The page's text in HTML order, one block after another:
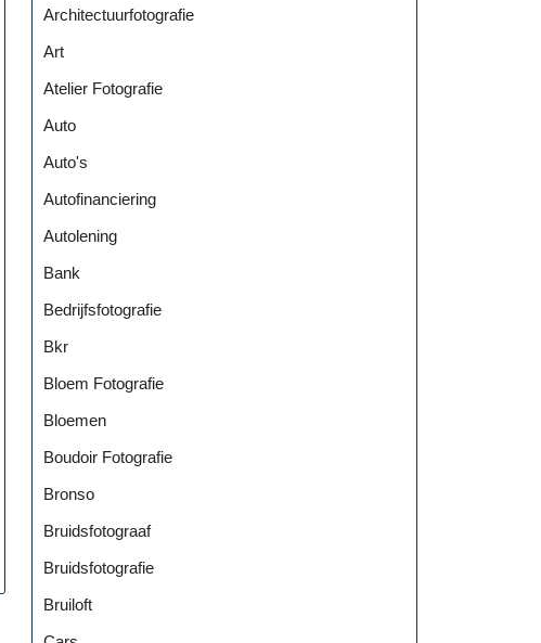
Architectuurfotografie
Art
Atelier Fotografie
Auto
Auto's
Autofinanciering
Autolening
Bank
Bedrijfsfotografie
Bkr
Bloem Fotografie
Bloemen
Boudoir Fotografie
Bronso
Bruidsfotograaf
Bruidsfotografie
Bruiloft